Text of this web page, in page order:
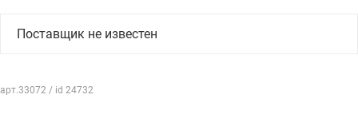
Поставщик не известен
арт.33072 / id 24732